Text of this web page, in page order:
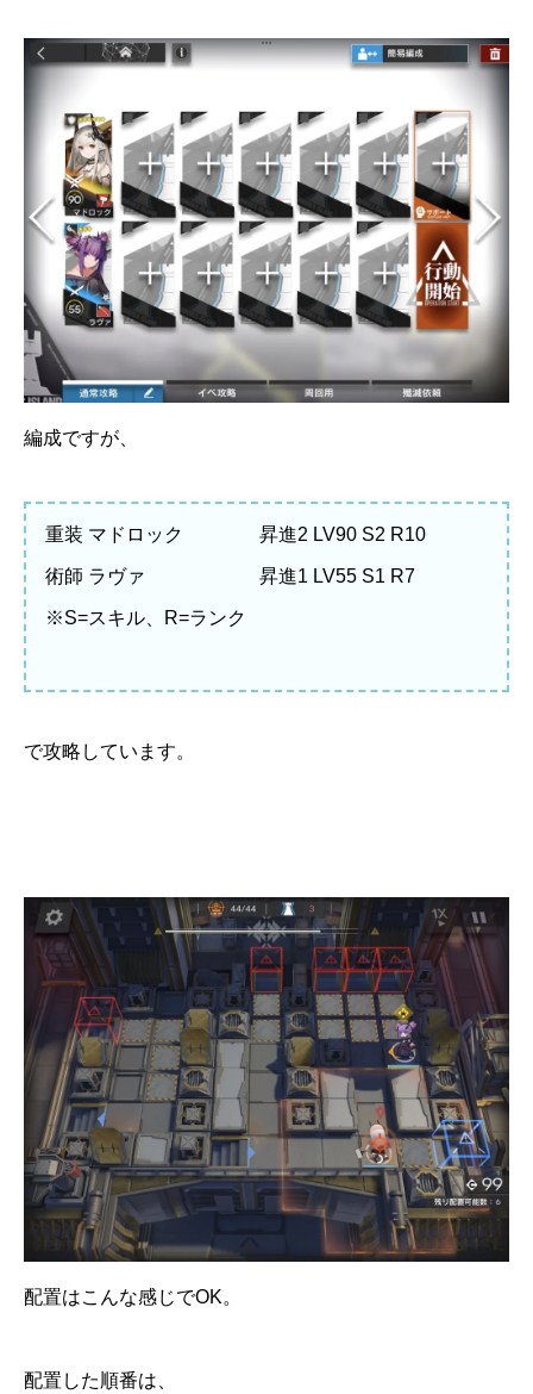
編成ですが、
重装 マドロック 昇進2 LV90 S2 R10
術師 ラヴァ 昇進1 LV55 S1 R7
※S=スキル、R=ランク
で攻略しています。
配置はこんな感じでOK。
配置した順番は、